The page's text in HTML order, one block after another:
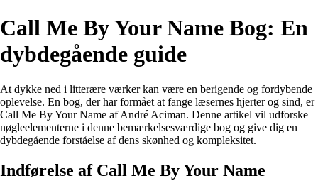
Call Me By Your Name Bog: En
dybdegående guide
At dykke ned i litterære værker kan være en berigende og fordybende
oplevelse. En bog, der har formået at fange læsernes hjerter og sind, er
Call Me By Your Name af André Aciman. Denne artikel vil udforske
nøgleelementerne i denne bemærkelsesværdige bog og give dig en
dybdegående forståelse af dens skønhed og kompleksitet.
Indførelse af Call Me By Your Name